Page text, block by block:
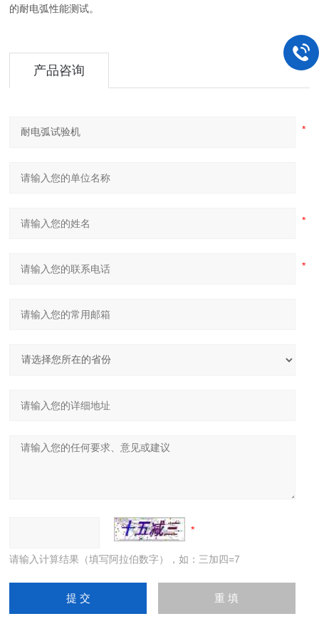
的耐电弧性能测试。
产品咨询
请输入计算结果（填写阿拉伯数字），如：三加四=7